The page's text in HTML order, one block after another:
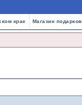
Магазин подарков
крае